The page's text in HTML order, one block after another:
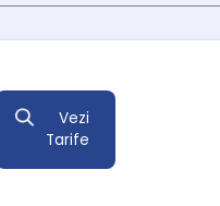
Vezi
Tarife